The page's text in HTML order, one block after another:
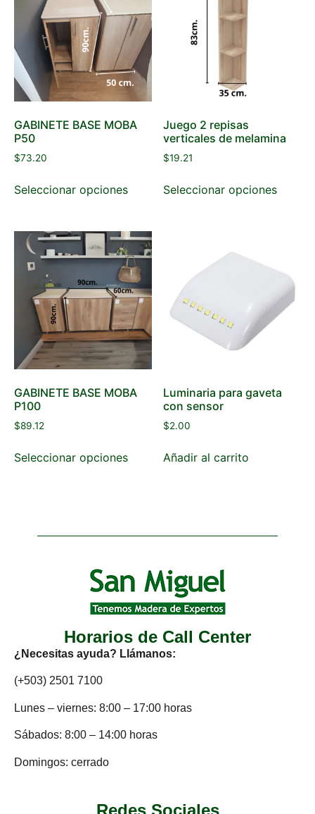
GABINETE BASE MOBA
P50
$73.20
Seleccionar opciones
Juego 2 repisas
verticales de melamina
$19.21
Seleccionar opciones
GABINETE BASE MOBA
P100
$89.12
Seleccionar opciones
Luminaria para gaveta
con sensor
$2.00
Añadir al carrito
Horarios de Call Center
¿Necesitas ayuda? Llámanos:
(+503) 2501 7100
Lunes – viernes: 8:00 – 17:00 horas
Sábados: 8:00 – 14:00 horas
Domingos: cerrado
Redes Sociales